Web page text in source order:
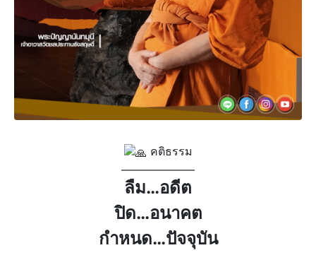
คติธรรม
——————–
ลืม…อดีต
ปิด…อนาคต
กำหนด…ปัจจุบัน